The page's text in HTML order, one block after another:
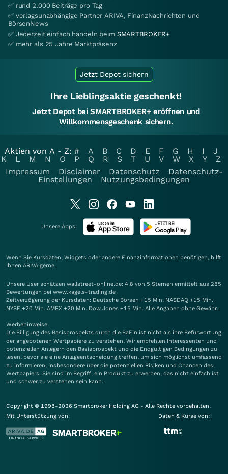
✅ rund 2.000 Beiträge pro Tag
✅ verlagsunabhängige Partner ARIVA, FinanzNachrichten und
BörsenNews
✅ Jederzeit einfach handeln beim SMARTBROKER+
✅ mehr als 25 Jahre Marktpräsenz
Jetzt Depot sichern
Ihre Lieblingsaktie geschenkt!
Jetzt Depot bei SMARTBROKER+ eröffnen und
Willkommensgeschenk sichern.
Aktien von A - Z: # A B C D E F G H I
J
K
L M N O P Q R S T U V W X Y
Z
Impressum
Disclaimer Datenschutz
Datenschutz-
Einstellungen
Nutzungsbedingungen
Unsere Apps:
Wenn Sie Kursdaten, Widgets oder andere Finanzinformationen benötigen, hilft
Ihnen ARIVA gerne.
Unsere User schätzen wallstreet-online.de: 4.8 von 5 Sternen ermittelt aus 285
Bewertungen bei www.kagels-trading.de
Zeitverzögerung der Kursdaten: Deutsche Börsen +15 Min. NASDAQ +15 Min.
NYSE +20 Min. AMEX +20 Min. Dow Jones +15 Min. Alle Angaben ohne Gewähr.
Werbehinweise:
Die Billigung des Basisprospekts durch die BaFin ist nicht als ihre Befürwortung
der angebotenen Wertpapiere zu verstehen. Wir empfehlen Interessenten und
potenziellen Anlegern den Basisprospekt und die Endgültigen Bedingungen zu
lesen, bevor sie eine Anlageentscheidung treffen, um sich möglichst umfassend
zu informieren, insbesondere über die potenziellen Risiken und Chancen des
Wertpapiers. Sie sind im Begriff, ein Produkt zu erwerben, das nicht einfach ist
und schwer zu verstehen sein kann.
Copyright © 1998-2026 Smartbroker Holding AG - Alle Rechte vorbehalten.
Mit Unterstützung von:
Daten & Kurse von: